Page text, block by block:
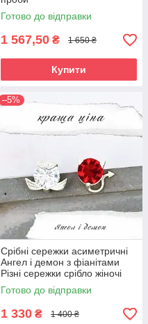
Готово до відправки
1 567,50 ₴ 1 650 ₴
Купити
–5%
Срібні сережки асиметричні
Ангел і демон з фіанітами
Різні сережки срібло жіночі
Готово до відправки
1 330 ₴ 1 400 ₴